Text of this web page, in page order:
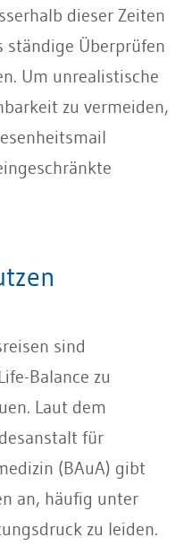
dieser Zeiten
ständige Überprüfen
Um unrealistische
zu vermeiden,
sind
Balance zu
Laut dem
für
(BAuA) gibt
an, häufig unter
zu leiden.